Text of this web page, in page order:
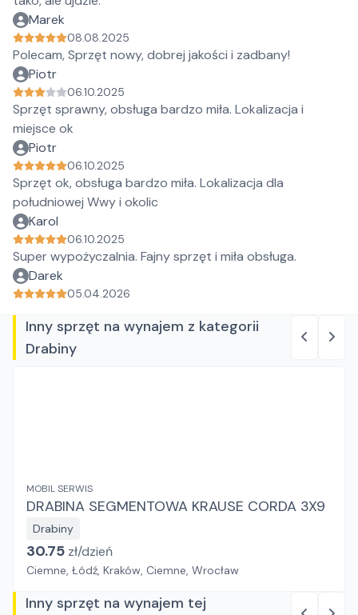
Marek
08.08.2025
Polecam, Sprzęt nowy, dobrej jakości i zadbany!
Piotr
06.10.2025
Sprzęt sprawny, obsługa bardzo miła. Lokalizacja i
miejsce ok
Piotr
06.10.2025
Sprzęt ok, obsługa bardzo miła. Lokalizacja dla
południowej Wwy i okolic
Karol
06.10.2025
Super wypożyczalnia. Fajny sprzęt i miła obsługa.
Darek
05.04.2026
Inny sprzęt na wynajem z kategorii
Drabiny
MOBIL SERWIS
DRABINA SEGMENTOWA KRAUSE CORDA 3X9
Drabiny
30.75 zł/dzień
Ciemne, Łódź, Kraków, Ciemne, Wrocław
Inny sprzęt na wynajem tej